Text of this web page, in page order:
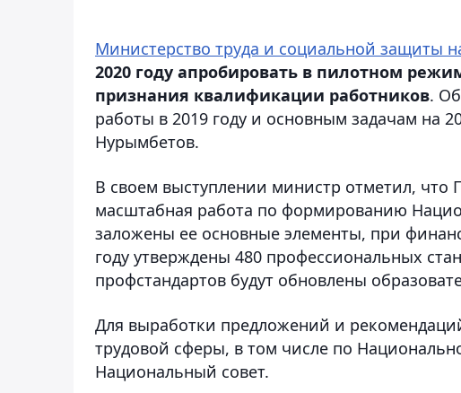
Министерство труда и социальной защиты
2020 году апробировать в пилотном
признания квалификации работников.
работы в 2019 году и основным задачам на
Нурымбетов.
В своем выступлении министр отметил,
масштабная работа по формированию
заложены ее основные элементы, при
году утверждены 480 профессиональных
профстандартов будут обновлены
Для выработки предложений и
трудовой сферы, в том числе по
Национальный совет.